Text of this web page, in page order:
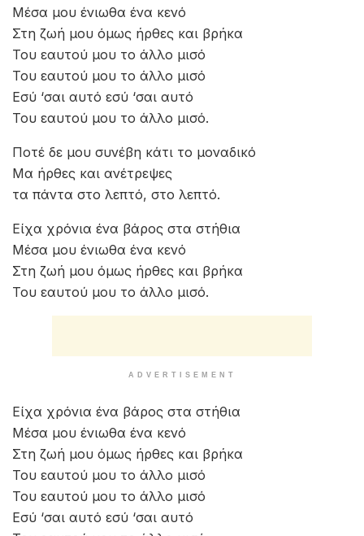
Μέσα μου ένιωθα ένα κενό
Στη ζωή μου όμως ήρθες και βρήκα
Του εαυτού μου το άλλο μισό
Του εαυτού μου το άλλο μισό
Εσύ ‘σαι αυτό εσύ ‘σαι αυτό
Του εαυτού μου το άλλο μισό.
Ποτέ δε μου συνέβη κάτι το μοναδικό
Μα ήρθες και ανέτρεψες
τα πάντα στο λεπτό, στο λεπτό.
Είχα χρόνια ένα βάρος στα στήθια
Μέσα μου ένιωθα ένα κενό
Στη ζωή μου όμως ήρθες και βρήκα
Του εαυτού μου το άλλο μισό.
ADVERTISEMENT
Είχα χρόνια ένα βάρος στα στήθια
Μέσα μου ένιωθα ένα κενό
Στη ζωή μου όμως ήρθες και βρήκα
Του εαυτού μου το άλλο μισό
Του εαυτού μου το άλλο μισό
Εσύ ‘σαι αυτό εσύ ‘σαι αυτό